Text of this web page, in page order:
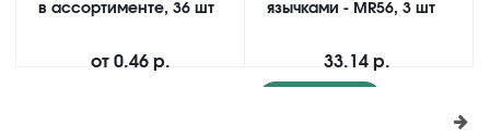
в ассортименте, 36 шт
от 0.46 р.
язычками - MR56, 3 шт
33.14 р.